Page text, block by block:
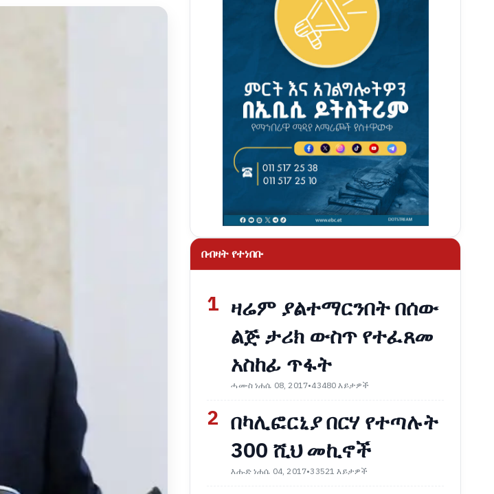
በብዛት የተነበቡ
1 ዛሬም ያልተማርንበት በሰው
ልጅ ታሪክ ውስጥ የተፈጸመ
አስከፊ ጥፋት
ሓሙስ ነሐሴ 08, 2017•43480 እይታዎች
2 በካሊፎርኒያ በርሃ የተጣሉት
300 ሺህ መኪኖች
እሑድ ነሐሴ 04, 2017•33521 እይታዎች